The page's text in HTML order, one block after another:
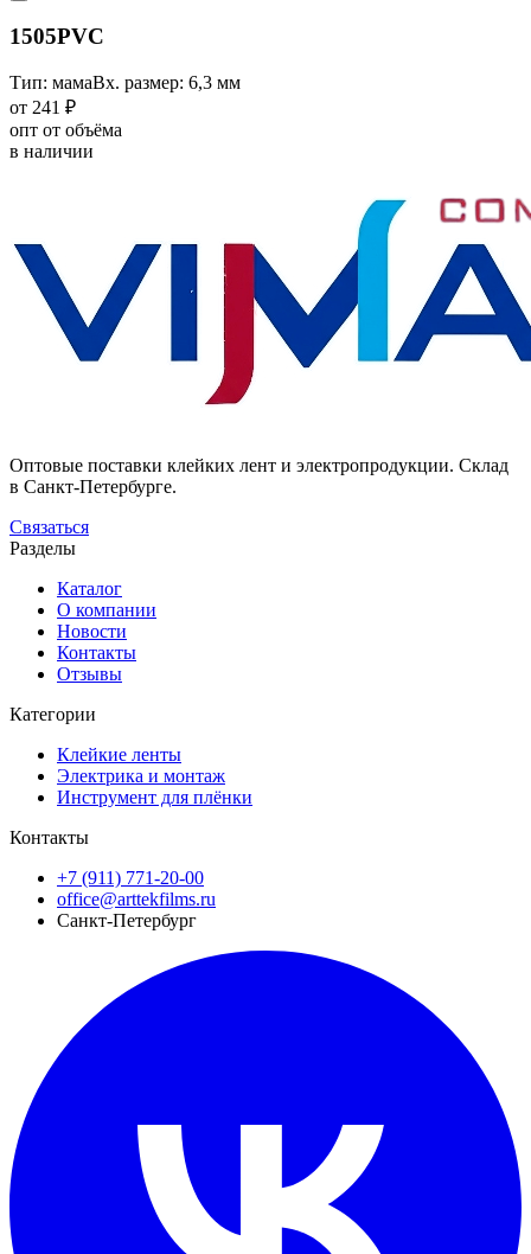
1505PVC
Тип: мамаВх. размер: 6,3 мм
от 241 ₽
опт от объёма
в наличии
Оптовые поставки клейких лент и электропродукции. Склад
в Санкт-Петербурге.
Связаться
Разделы
Каталог
О компании
Новости
Контакты
Отзывы
Категории
Клейкие ленты
Электрика и монтаж
Инструмент для плёнки
Контакты
+7 (911) 771-20-00
office@arttekfilms.ru
Санкт-Петербург